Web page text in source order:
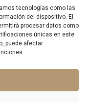
tecnologías como las
del dispositivo. El
procesar datos como
únicas en este
puede afectar